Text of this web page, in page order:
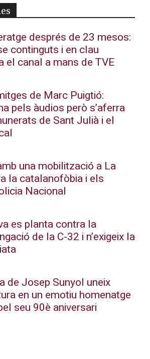
després de 23 mesos:
continguts i en clau
el canal a mans de TVE
de Marc Puigtió:
pels àudios però s’aferra
de Sant Julià i el
una mobilització a La
la catalanofòbia i els
Nacional
es planta contra la
de la C-32 i n’exigeix la
de Josep Sunyol uneix
en un emotiu homenatge
seu 90è aniversari